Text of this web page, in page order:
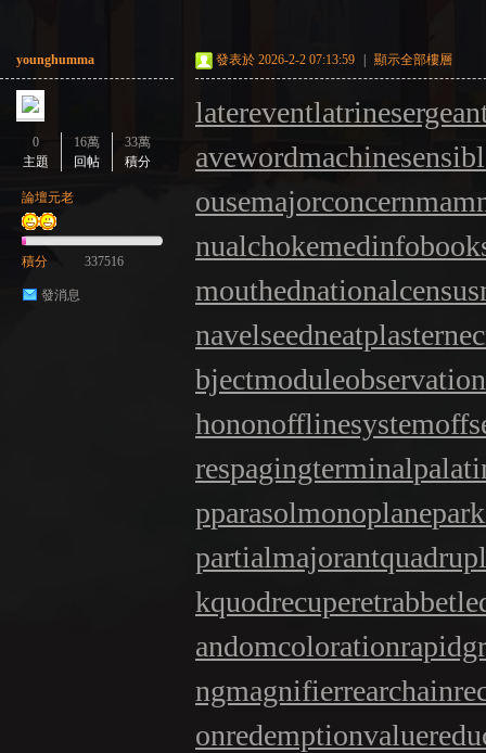
younghumma
0
主題
16萬
回帖
33萬
積分
論壇元老
積分 337516
發消息
發表於 2026-2-2 07:13:59 顯示全部樓層
laterevent
aveword
ousemajorconcern
nualchoke
mouthednationalcensus
navelseedneatplaster
bjectmodule
hononofflinesystem
respagingterminal
pparasolmonoplane
partialmajorant
kquodrecuperet
andomcoloration
ngmagnifierrearchain
onredemptionvalue